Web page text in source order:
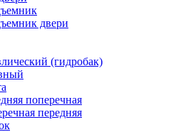
двери
(гидробак)
поперечная
передняя